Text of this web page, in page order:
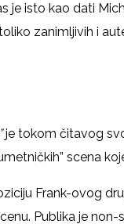
je isto kao dati
zanimljivih i
je tokom čitavog
scena
Frank-ovog
Publika je